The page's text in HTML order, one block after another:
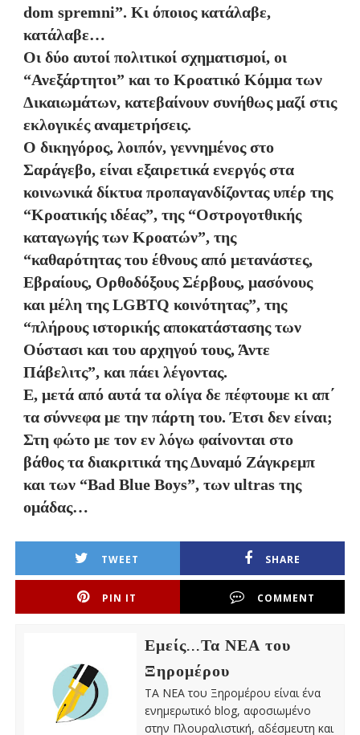
dom spremni”. Κι όποιος κατάλαβε,
κατάλαβε…
Οι δύο αυτοί πολιτικοί σχηματισμοί, οι
“Ανεξάρτητοι” και το Κροατικό Κόμμα των
Δικαιωμάτων, κατεβαίνουν συνήθως μαζί στις
εκλογικές αναμετρήσεις.
Ο δικηγόρος, λοιπόν, γεννημένος στο
Σαράγεβο, είναι εξαιρετικά ενεργός στα
κοινωνικά δίκτυα προπαγανδίζοντας υπέρ της
“Κροατικής ιδέας”, της “Οστρογοτθικής
καταγωγής των Κροατών”, της
“καθαρότητας του έθνους από μετανάστες,
Εβραίους, Ορθοδόξους Σέρβους, μασόνους
και μέλη της LGBTQ κοινότητας”, της
“πλήρους ιστορικής αποκατάστασης των
Ούστασι και του αρχηγού τους, Άντε
Πάβελιτς”, και πάει λέγοντας.
Ε, μετά από αυτά τα ολίγα δε πέφτουμε κι απ΄
τα σύννεφα με την πάρτη του. Έτσι δεν είναι;
Στη φώτο με τον εν λόγω φαίνονται στο
βάθος τα διακριτικά της Δυναμό Ζάγκρεμπ
και των “Bad Blue Boys”, των ultras της
ομάδας…
TWEET SHARE
PIN IT COMMENT
Εμείς...Τα ΝΕΑ του
Ξηρομέρου
ΤΑ ΝΕΑ του Ξηρομέρου είναι ένα
ενημερωτικό blog, αφοσιωμένο
στην Πλουραλιστική, αδέσμευτη και